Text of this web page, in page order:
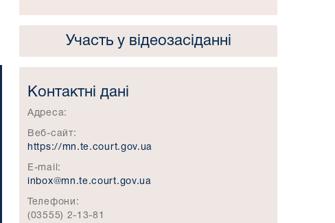
Участь у відеозасіданні
Контактні дані
Адреса:
Веб-сайт:
https://mn.te.court.gov.ua
E-mail:
inbox@mn.te.court.gov.ua
Телефони:
(03555) 2-13-81